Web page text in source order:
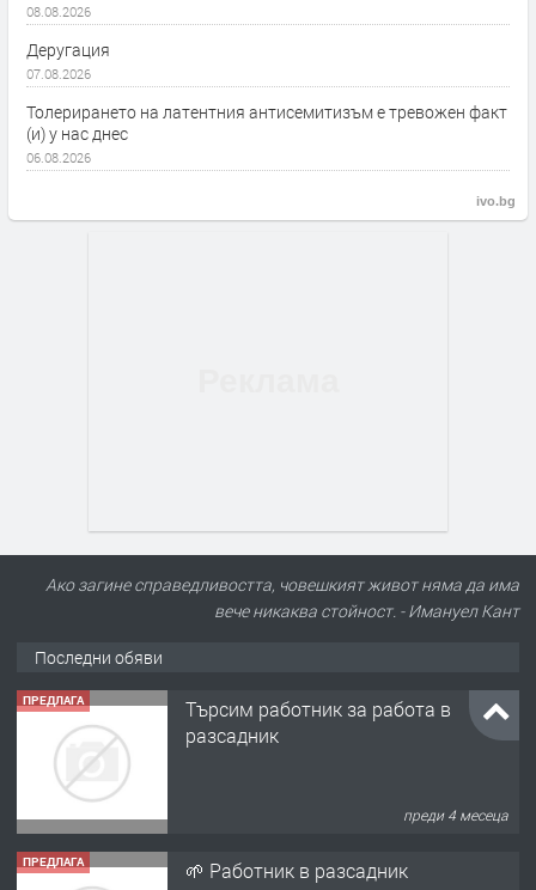
08.08.2026
Деругация
07.08.2026
Толерирането на латентния антисемитизъм е тревожен факт
(и) у нас днес
06.08.2026
ivo.bg
Ако загине справедливостта, човешкият живот няма да има
вече никаква стойност. - Имануел Кант
Последни обяви
ПРЕДЛАГА
Търсим работник за работа в
разсадник
преди 4 месеца
ПРЕДЛАГА 🌱 Работник в разсадник